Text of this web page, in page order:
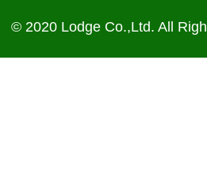
© 2020 Lodge Co.,Ltd. All